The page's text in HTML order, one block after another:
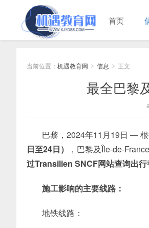
首页
当前位置： 机遇教育网 > 信息 > 正文
最全巴黎
巴黎，2024年11月19日 —
日至24日）
，巴黎及Île-de-
过Transilien SNCF网站查询出行
施工影响的主要线路：
地铁线路：